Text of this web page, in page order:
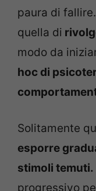
paura di
quella di
modo da
hoc di
Solitamente
esporre
stimoli temuti.
progressivo